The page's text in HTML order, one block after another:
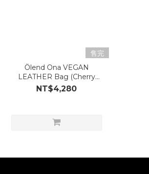
售完
Ölend Ona VEGAN
LEATHER Bag (Cherry
Red)
NT$4,280